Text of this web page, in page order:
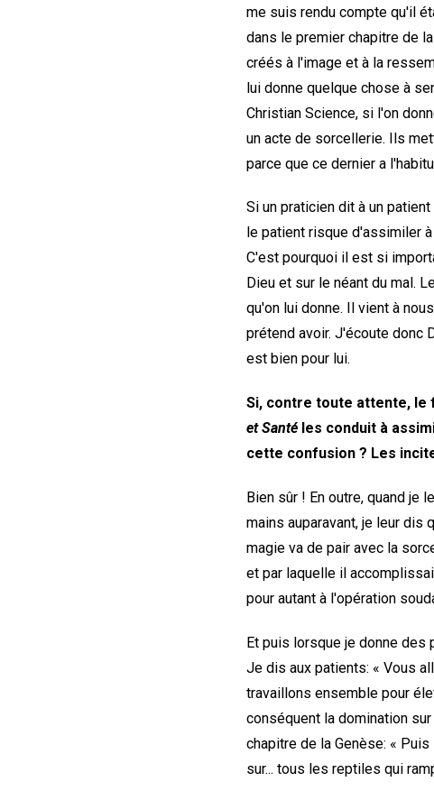
me suis rendu compte qu'il
dans le premier chapitre de
créés à l'image et à la
lui donne quelque chose à
Christian Science, si l'on
un acte de sorcellerie. Ils
parce que ce dernier a
Si un praticien dit à un
le patient risque d'assimiler
C'est pourquoi il est si
Dieu et sur le néant du mal.
qu'on lui donne. Il vient à
prétend avoir. J'écoute donc
est bien pour lui.
Si, contre toute attente, le
et Santé les conduit à
cette confusion ? Les
Bien sûr ! En outre, quand je
mains auparavant, je leur dis
magie va de pair avec la
et par laquelle il
pour autant à l'opération
Et puis lorsque je donne des
Je dis aux patients: « Vous
travaillons ensemble pour
conséquent la domination
chapitre de la Genèse: «
sur... tous les reptiles qui